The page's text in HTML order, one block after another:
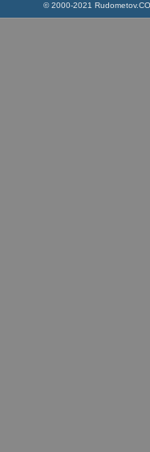
© 2000-2021